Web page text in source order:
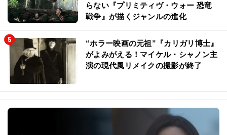
らない『プリミティヴ・ウォー 恐竜
戦争』が描くジャンルの進化
“ホラー映画の元祖”『カリガリ博士』
がよみがえる！マイケル・シャノン主
演の現代風リメイクの撮影が終了